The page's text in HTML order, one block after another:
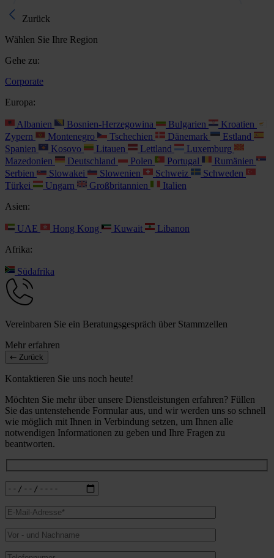
Zurück
Wählen Sie Ihre Region
Gehe zu:
Corporate
Europa:
Albanien Bosnien-Herzegowina Bulgarien
Kroatien
Zypern
Montenegro Tschechien Dänemark
Estland
Spanien
Kosovo Litauen Lettland
Luxemburg
Mazedonien
Deutschland Polen Portugal
Rumänien
Serbien
Slowakei Slowenien Schweiz
Schweden
Türkei
Ungarn Großbritannien
Italien
Asien:
UAE Hong Kong Kuwait
Libanon
Afrika:
Südafrika
Vereinbaren Sie ein Beratungsgespräch über Stammzellen
Mehr erfahren
Zurück
Kontaktieren Sie uns noch heute!
Möchten Sie mehr über unsere Dienstleistungen erfahren? Füllen
Sie das untenstehende Formular aus, und wir werden uns so schnell
wie möglich mit Ihnen in Verbindung setzen, um Ihnen alle
notwendigen Informationen zu geben und Ihre Fragen zu
beantworten.